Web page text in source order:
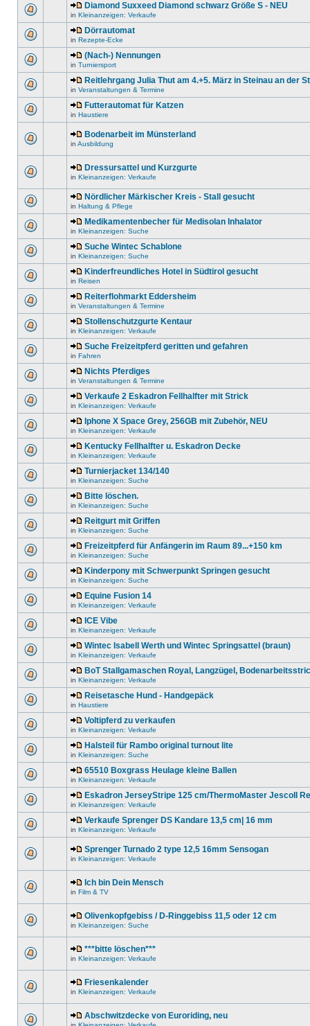
Diamond Suxxeed Diamond schwarz Größe S - NEU
in Kleinanzeigen: Verkaufe
Dörrautomat
in Rezepte-Ecke
(Nach-) Nennungen
in Turniersport
Reitlehrgang Julia Thut am 4.+5. März in Steinau an der
in Veranstaltungen & Termine
Futterautomat für Katzen
in Haustiere
Bodenarbeit im Münsterland
in Ausbildung
Dressursattel und Kurzgurte
in Kleinanzeigen: Verkaufe
Nördlicher Märkischer Kreis - Stall gesucht
in Haltung & Pflege
Medikamentenbecher für Medisolan Inhalator
in Kleinanzeigen: Suche
Suche Wintec Schablone
in Kleinanzeigen: Suche
Kinderfreundliches Hotel in Südtirol gesucht
in Reisen
Reiterflohmarkt Eddersheim
in Veranstaltungen & Termine
Stollenschutzgurte Kentaur
in Kleinanzeigen: Verkaufe
Suche Freizeitpferd geritten und gefahren
in Fahren
Nichts Pferdiges
in Veranstaltungen & Termine
Verkaufe 2 Eskadron Fellhalfter mit Strick
in Kleinanzeigen: Verkaufe
Iphone X Space Grey, 256GB mit Zubehör, NEU
in Kleinanzeigen: Verkaufe
Kentucky Fellhalfter u. Eskadron Decke
in Kleinanzeigen: Verkaufe
Turnierjacket 134/140
in Kleinanzeigen: Suche
Bitte löschen.
in Kleinanzeigen: Suche
Reitgurt mit Griffen
in Kleinanzeigen: Suche
Freizeitpferd für Anfängerin im Raum 89...+150 km
in Kleinanzeigen: Suche
Kinderpony mit Schwerpunkt Springen gesucht
in Kleinanzeigen: Suche
Equine Fusion 14
in Kleinanzeigen: Verkaufe
ICE Vibe
in Kleinanzeigen: Verkaufe
Wintec Isabell Werth und Wintec Springsattel (braun)
in Kleinanzeigen: Verkaufe
BoT Stallgamaschen Royal, Langzügel,
in Kleinanzeigen: Verkaufe
Reisetasche Hund - Handgepäck
in Haustiere
Voltipferd zu verkaufen
in Kleinanzeigen: Verkaufe
Halsteil für Rambo original turnout lite
in Kleinanzeigen: Suche
65510 Boxgrass Heulage kleine Ballen
in Kleinanzeigen: Verkaufe
Eskadron JerseyStripe 125 cm/ThermoMaster JescoII
in Kleinanzeigen: Verkaufe
Verkaufe Sprenger DS Kandare 13,5 cm| 16 mm
in Kleinanzeigen: Verkaufe
Sprenger Turnado 2 type 12,5 16mm Sensogan
in Kleinanzeigen: Verkaufe
Ich bin Dein Mensch
in Film & TV
Olivenkopfgebiss / D-Ringgebiss 11,5 oder 12 cm
in Kleinanzeigen: Suche
***bitte löschen***
in Kleinanzeigen: Verkaufe
Friesenkalender
in Kleinanzeigen: Verkaufe
Abschwitzdecke von Euroriding, neu